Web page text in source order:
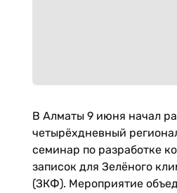
В Алматы 9 июня начал
четырёхдневный
семинар по разработке
записок для Зелёного
(ЗКФ). Мероприятие